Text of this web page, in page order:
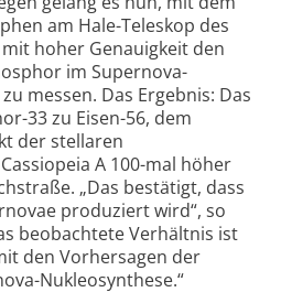
am Hale-Teleskop des
hoher Genauigkeit den
im Supernova-
messen. Das Ergebnis: Das
33 zu Eisen-56, dem
der stellaren
A 100-mal höher
„Das bestätigt, dass
produziert wird“, so
beobachtete Verhältnis ist
den Vorhersagen der
Nukleosynthese.“